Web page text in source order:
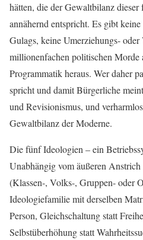
hätten, die der Gewaltbilanz
annähernd entspricht. Es gibt
Gulags, keine Umerziehungs-
millionenfachen politischen Morde
Programmatik heraus. Wer daher
spricht und damit Bürgerliche
und Revisionismus, und
Gewaltbilanz der Moderne.
Die fünf Ideologien – ein
Unabhängig vom äußeren
(Klassen-, Volks-, Gruppen- oder
Ideologiefamilie mit derselben
Person, Gleichschaltung statt
Selbstüberhöhung statt